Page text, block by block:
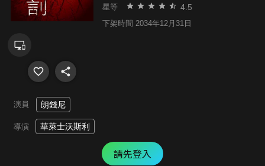
星等 4.5
下架時間 2034年12月31日
演員 朗錢尼
導演 華萊士沃斯利
請先登入